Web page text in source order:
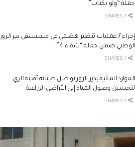
حملة “ولو بكتاب”
إجراء 7 عمليات تنظير هضمي في مستشفى دير الزور
الوطني ضمن حملة “شفاء 4”
الموارد المائية بدير الزور تواصل صيانة أقنية الري
لتحسين وصول المياه إلى الأراضي الزراعية